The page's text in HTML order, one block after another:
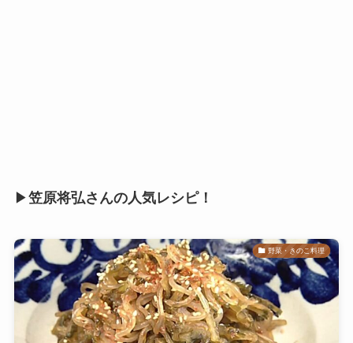
▶笠原将弘さんの人気レシピ！
野菜・きのこ料理